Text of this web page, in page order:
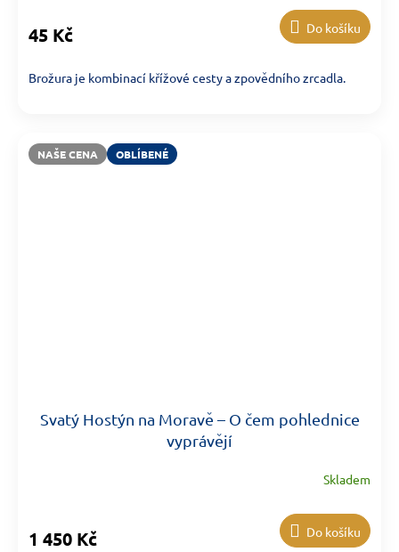
45 Kč Do košíku
Brožura je kombinací křížové cesty a zpovědního zrcadla.
NAŠE CENA OBLÍBENÉ
Svatý Hostýn na Moravě – O čem pohlednice
vyprávějí
Skladem
1 450 Kč Do košíku